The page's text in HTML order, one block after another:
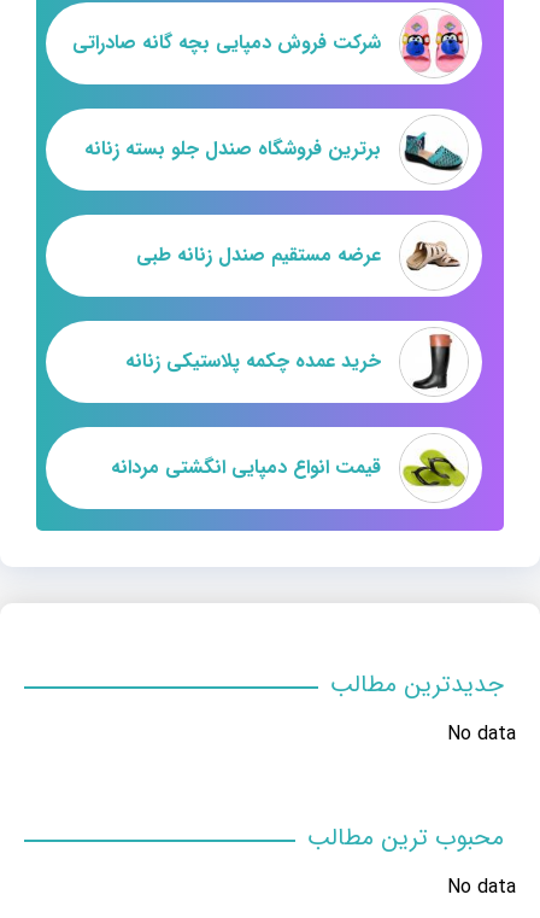
شرکت فروش دمپایی بچه گانه صادراتی
برترین فروشگاه صندل جلو بسته زنانه
عرضه مستقیم صندل زنانه طبی
خرید عمده چکمه پلاستیکی زنانه
قیمت انواع دمپایی انگشتی مردانه
جدیدترین مطالب
No data
محبوب ترین مطالب
No data